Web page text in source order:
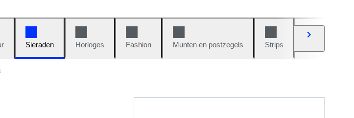
Sieraden Horloges Fashion Munten en postzegels Strips